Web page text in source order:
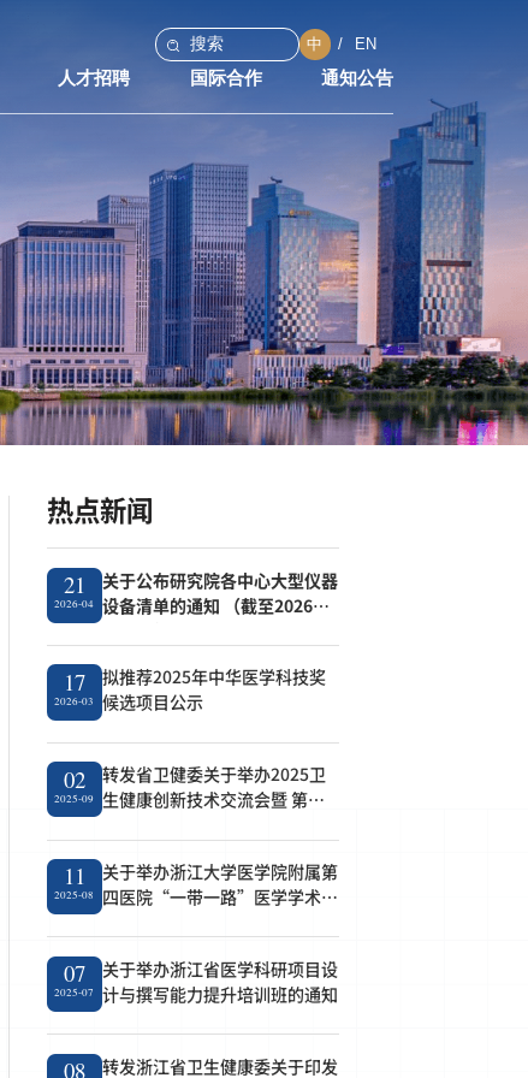
中 EN
人才招聘 国际合作 通知公告
热点新闻
21
2026-04
关于公布研究院各中心大型仪器
设备清单的通知 （截至2026年4
17
2026-03
拟推荐2025年中华医学科技奖
候选项目公示
02
2025-09
转发省卫健委关于举办2025卫
生健康创新技术交流会暨 第七
11
2025-08
关于举办浙江大学医学院附属第
四医院“一带一路”医学学术论
07
2025-07
关于举办浙江省医学科研项目设
计与撰写能力提升培训班的通知
08 转发浙江省卫生健康委关于印发